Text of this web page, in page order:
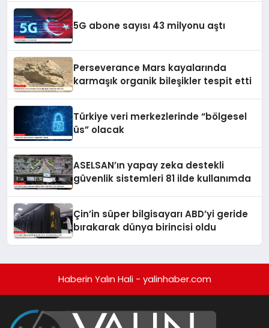
5G abone sayısı 43 milyonu aştı
Perseverance Mars kayalarında
karmaşık organik bileşikler tespit etti
Türkiye veri merkezlerinde “bölgesel
üs” olacak
ASELSAN’ın yapay zeka destekli
güvenlik sistemleri 81 ilde kullanımda
Çin’in süper bilgisayarı ABD’yi geride
bırakarak dünya birincisi oldu
Haberin Yalın Hali - yalinhaber.com